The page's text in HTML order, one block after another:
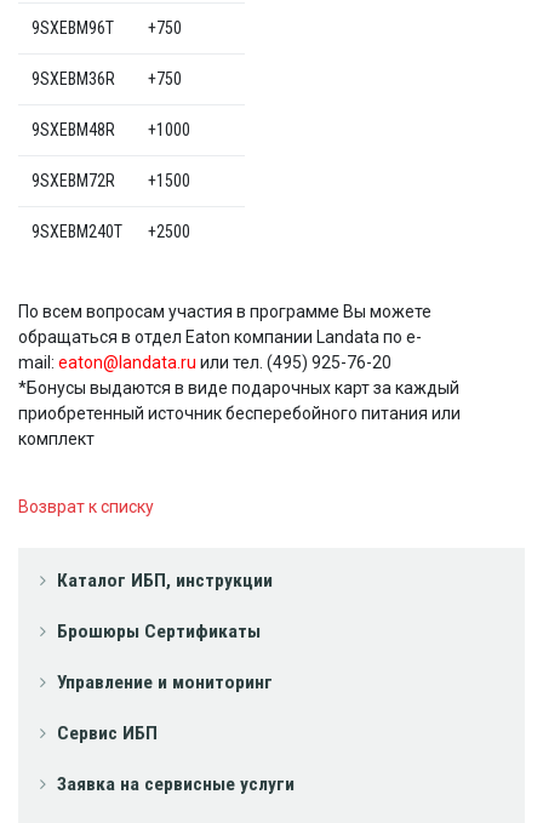
Каталог ИБП, инструкции
Брошюры Сертификаты
Управление и мониторинг
Сервис ИБП
Заявка на сервисные услуги
9SXEBM96T +750
9SXEBM36R +750
9SXEBM48R +1000
9SXEBM72R +1500
9SXEBM240T +2500
По всем вопросам участия в программе Вы можете
обращаться в отдел Eaton компании Landata по e-
mail: eaton@landata.ru или тел. (495) 925-76-20
*Бонусы выдаются в виде подарочных карт за каждый
приобретенный источник бесперебойного питания или
комплект
Возврат к списку